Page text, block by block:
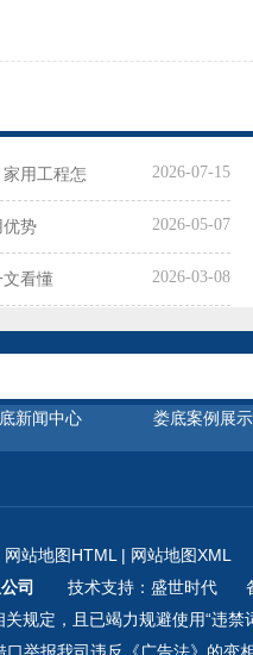
用工程怎 2026-07-15
势 2026-05-07
看懂 2026-03-08
新闻中心 娄底案例展示
网站地图HTML | 网站地图XML
司 技术支持：盛世时代 备
规定，且已竭力规避使用“违